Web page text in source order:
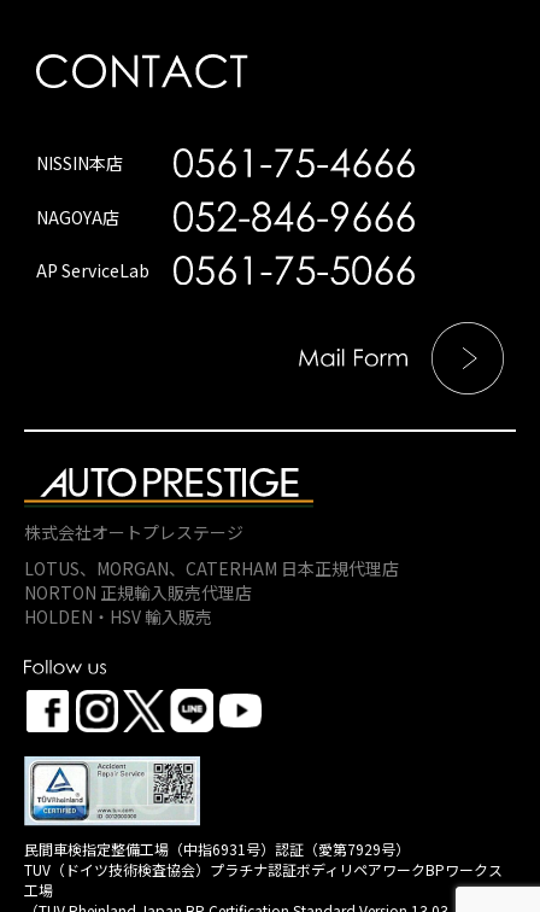
NISSIN本店
NAGOYA店
AP ServiceLab
株式会社オートプレステージ
LOTUS、MORGAN、 CATERHAM 日本正規代理店
NORTON 正規輸入販売代理店
HOLDEN・HSV 輸入販売
民間車検指定整備工場（中指6931号）認証（愛第7929号）
TUV（ドイツ技術検査協会）プラチナ認証ボディリペアワークBPワークス
工場